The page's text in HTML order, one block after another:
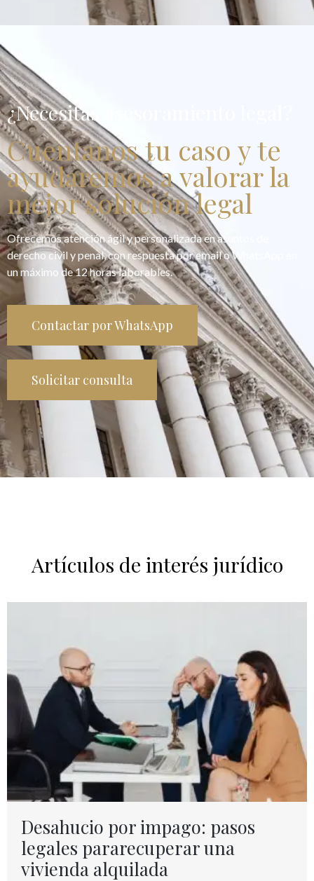
¿Necesitas asesoramiento legal?
Cuentanos tu caso y te
ayudaremos a valorar la
mejor solución legal
Ofrecemos atención ágil y personalizada en asuntos de
derecho civil y penal, con respuesta por email o WhatsApp en
un máximo de 12 horas laborables.
Contactar por WhatsApp
Solicitar consulta
Artículos de interés jurídico
Desahucio por impago: pasos
legales pararecuperar una
vivienda alquilada